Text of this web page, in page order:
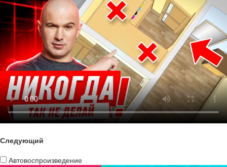
Следующий
Автовоспроизведение